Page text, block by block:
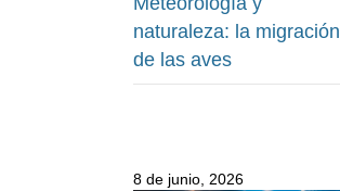
naturaleza: la migración
de las aves
8 de junio, 2026